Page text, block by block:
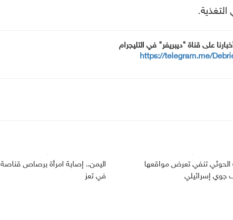
على قناة "ديبريفر" في التليجرام
https://telegram.me/
الحوثي تنفي تعرض مواقعها
إسرائيلي
اليمن.. إصابة امرأة برصاص قناصة
في تعز